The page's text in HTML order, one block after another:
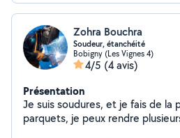
Zohra Bouchra
Soudeur, étanchéité
Bobigny (Les Vignes 4)
4/5 (4 avis)
Présentation
Je suis soudures, et je fais de la
parquets, je peux rendre